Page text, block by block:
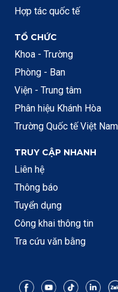
Hợp tác quốc tế
TỔ CHỨC
Khoa - Trường
Phòng - Ban
Viện - Trung tâm
Phân hiệu Khánh Hòa
Trường Quốc tế Việt
TRUY CẬP NHANH
Liên hệ
Thông báo
Tuyển dụng
Công khai thông tin
Tra cứu văn bằng